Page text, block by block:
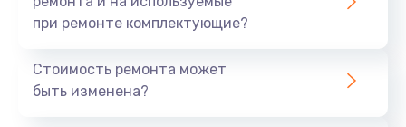
1440 руб.
при ремонте комплектующие?
Стоимость ремонта может
быть изменена?